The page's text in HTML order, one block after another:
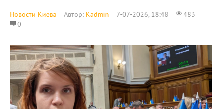
Новости Киева Автор: Kadmin 7-07-2026, 18:48
483
0